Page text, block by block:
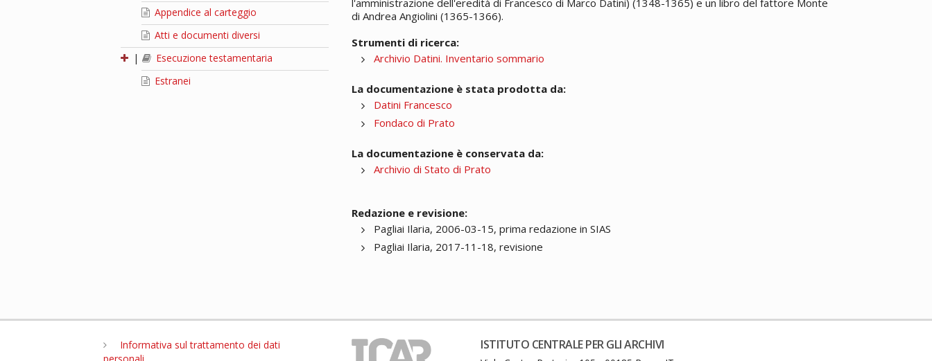
Appendice al carteggio
Atti e documenti diversi
|
Esecuzione testamentaria
Estranei
di Andrea Angiolini (1365-1366).
Strumenti di ricerca:
Archivio Datini. Inventario sommario
La documentazione è stata prodotta da:
Datini Francesco
Fondaco di Prato
La documentazione è conservata da:
Archivio di Stato di Prato
Redazione e revisione:
Pagliai Ilaria, 2006-03-15, prima redazione in SIAS
Pagliai Ilaria, 2017-11-18, revisione
Informativa sul trattamento dei dati
ISTITUTO CENTRALE PER GLI ARCHIVI